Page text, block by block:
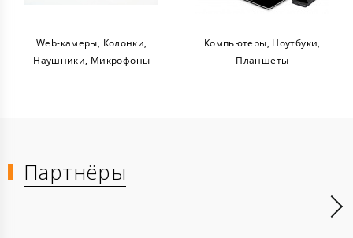
камеры, Колонки,
Микрофоны
Компьютеры, Ноутбуки,
Планшеты
Партнёры